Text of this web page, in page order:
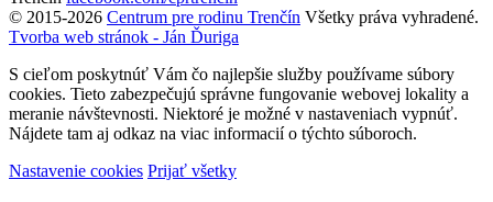
© 2015-2026 Centrum pre rodinu Trenčín Všetky práva vyhradené.
Tvorba web stránok - Ján Ďuriga
S cieľom poskytnúť Vám čo najlepšie služby používame súbory
cookies. Tieto zabezpečujú správne fungovanie webovej lokality a
meranie návštevnosti. Niektoré je možné v nastaveniach vypnúť.
Nájdete tam aj odkaz na viac informacií o týchto súboroch.
Nastavenie cookies Prijať všetky